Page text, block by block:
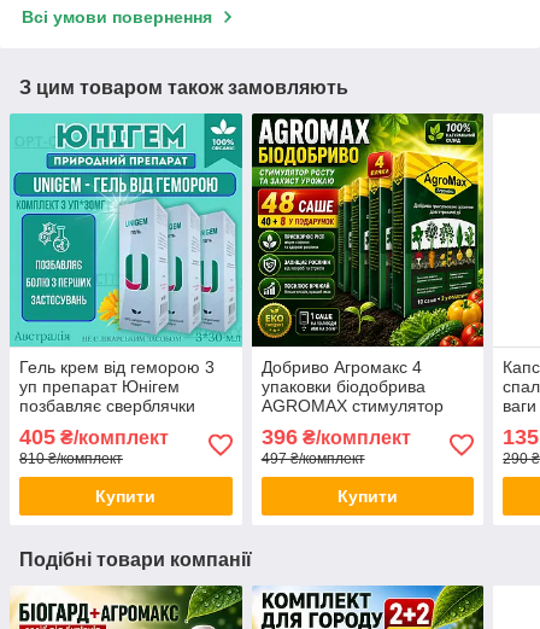
Всі умови повернення
З цим товаром також замовляють
Гель крем від геморою 3
уп препарат Юнігем
позбавляє сверблячки
запалення opt-D3-4214
405 ₴/комплект
810 ₴/комплект
Купити
Добриво Агромакс 4
упаковки біодобрива
AGROMAX стимулятор
opt-D488023
396₴/комплект
497 ₴/комплект
Купити
135
290
Подібні товари компанії